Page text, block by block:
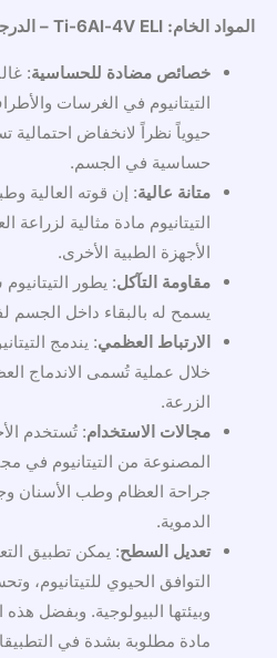
المواد الخام: Ti-6Al-4V ELI – الدرجة 5
خصائص مضادة للحساسية:
التيتانيوم في الغرسات
حيوياً نظراً لانخفاض
حساسية في الجسم.
متانة عالية: إن قوته العالية
التيتانيوم مادة مثالية لزراعة
الأجهزة الطبية الأخرى.
مقاومة التآكل: يطور
يسمح له بالبقاء داخل الجسم
الارتباط العظمي: يندمج
خلال عملية تُسمى الاندماج
الزرعة.
مجالات الاستخدام: تُستخدم
المصنوعة من التيتانيوم في
جراحة العظام وطب الأسنان
الدموية.
تعديل السطح: يمكن تطبيق
التوافق الحيوي للتيتانيوم،
وبيئتها البيولوجية. وبفضل
مادة مطلوبة بشدة في